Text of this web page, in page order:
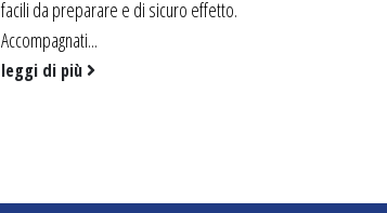
leggi di più